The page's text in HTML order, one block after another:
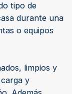
tipo de
durante una
o equipos
limpios y
y